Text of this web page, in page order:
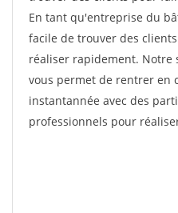
En tant qu'entreprise du
facile de trouver des
réaliser rapidement. Notre
vous permet de rentrer en
instantannée avec des
professionnels pour